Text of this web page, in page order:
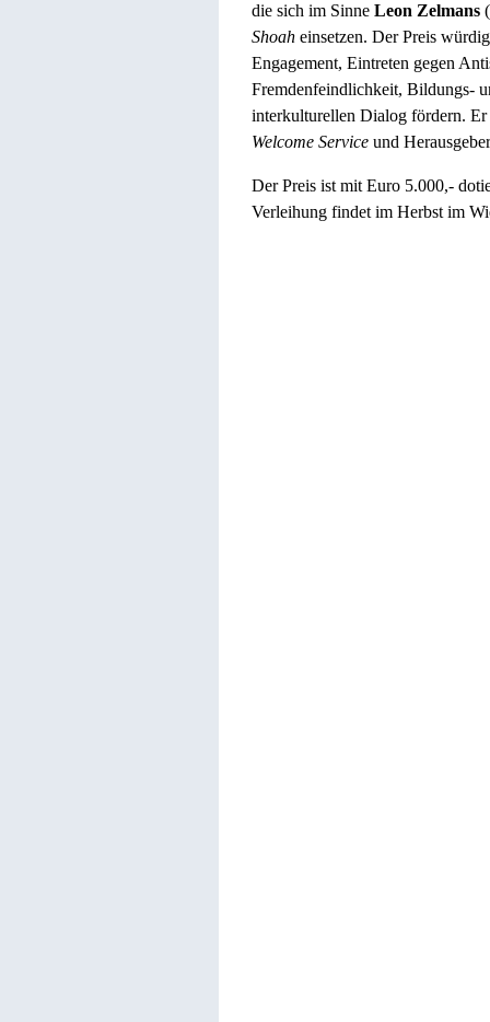
die sich im Sinne Leon Zelmans
Shoah einsetzen. Der Preis
Engagement, Eintreten gegen
Fremdenfeindlichkeit, Bildungs-
interkulturellen Dialog fördern.
Welcome Service und
Der Preis ist mit Euro 5.000,-
Verleihung findet im Herbst im